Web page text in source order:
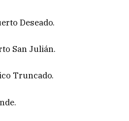
Deseado.
San Julián.
Truncado.